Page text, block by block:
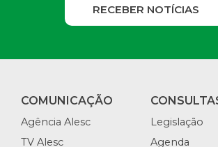
RECEBER NOTÍCIAS
COMUNICAÇÃO
Agência Alesc
TV Alesc
Legislação
Agenda